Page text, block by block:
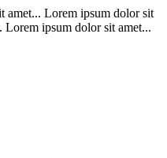
amet... Lorem ipsum dolor sit
Lorem ipsum dolor sit amet...